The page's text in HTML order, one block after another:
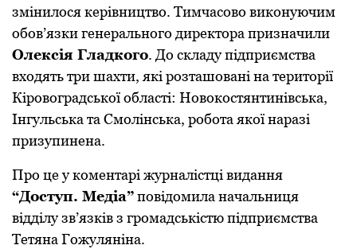
змінилося керівництво. Тимчасово виконуючим
обов’язки генерального директора призначили
Олексія Гладкого. До складу підприємства
входять три шахти, які розташовані на території
Кіровоградської області: Новокостянтинівська,
Інгульська та Смолінська, робота якої наразі
призупинена.
Про це у коментарі журналістці видання
“Доступ. Медіа”повідомила начальниця
відділу зв’язків з громадськістю підприємства
Тетяна Гожуляніна.